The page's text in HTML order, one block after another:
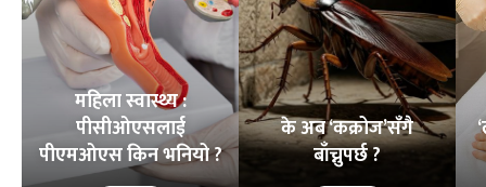
महिला स्वास्थ्य :
पीसीओएसलाई
पीएमओएस किन भनियो ?
के अब ‘कक्रोज’सँगै
बाँच्नुपर्छ ?